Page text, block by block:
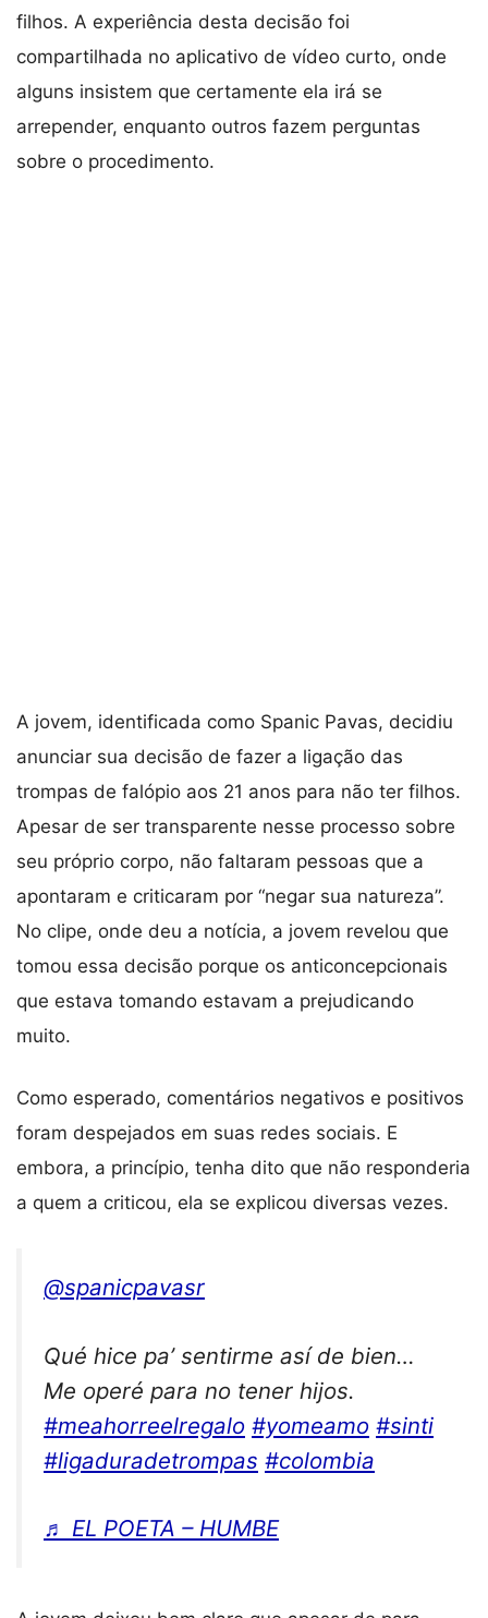
filhos. A experiência desta decisão foi
compartilhada no aplicativo de vídeo curto, onde
alguns insistem que certamente ela irá se
arrepender, enquanto outros fazem perguntas
sobre o procedimento.
A jovem, identificada como Spanic Pavas, decidiu
anunciar sua decisão de fazer a ligação das
trompas de falópio aos 21 anos para não ter filhos.
Apesar de ser transparente nesse processo sobre
seu próprio corpo, não faltaram pessoas que a
apontaram e criticaram por “negar sua natureza”.
No clipe, onde deu a notícia, a jovem revelou que
tomou essa decisão porque os anticoncepcionais
que estava tomando estavam a prejudicando
muito.
Como esperado, comentários negativos e positivos
foram despejados em suas redes sociais. E
embora, a princípio, tenha dito que não responderia
a quem a criticou, ela se explicou diversas vezes.
@spanicpavasr
Qué hice pa’ sentirme así de bien…
Me operé para no tener hijos.
#meahorreelregalo #yomeamo #sinti
#ligaduradetrompas #colombia
♬ EL POETA – HUMBE